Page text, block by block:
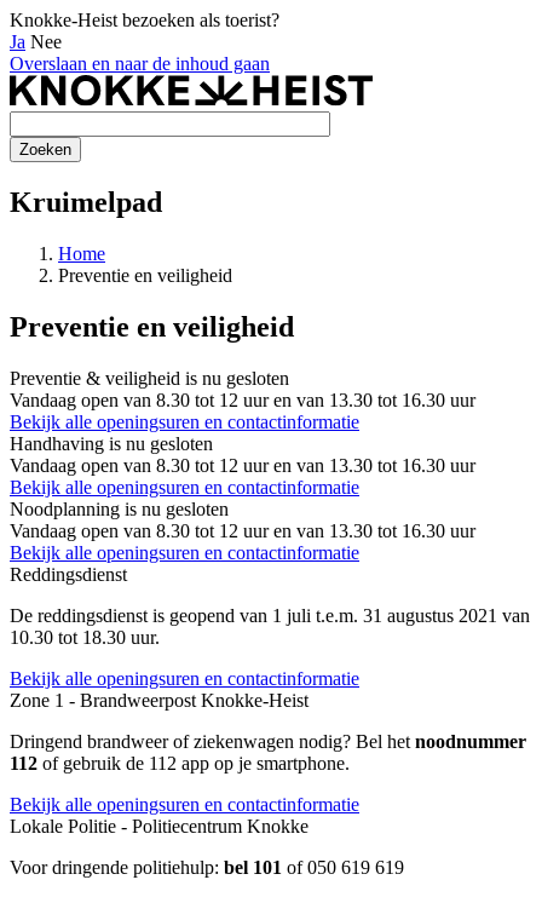
Knokke-Heist bezoeken als toerist?
Ja Nee
Overslaan en naar de inhoud gaan
Kruimelpad
Home
Preventie en veiligheid
Preventie en veiligheid
Preventie & veiligheid is nu gesloten
Vandaag open van 8.30 tot 12 uur en van 13.30 tot 16.30 uur
Bekijk alle openingsuren en contactinformatie
Handhaving is nu gesloten
Vandaag open van 8.30 tot 12 uur en van 13.30 tot 16.30 uur
Bekijk alle openingsuren en contactinformatie
Noodplanning is nu gesloten
Vandaag open van 8.30 tot 12 uur en van 13.30 tot 16.30 uur
Bekijk alle openingsuren en contactinformatie
Reddingsdienst
De reddingsdienst is geopend van 1 juli t.e.m. 31 augustus 2021 van
10.30 tot 18.30 uur.
Bekijk alle openingsuren en contactinformatie
Zone 1 - Brandweerpost Knokke-Heist
Dringend brandweer of ziekenwagen nodig? Bel het noodnummer
112 of gebruik de 112 app op je smartphone.
Bekijk alle openingsuren en contactinformatie
Lokale Politie - Politiecentrum Knokke
Voor dringende politiehulp: bel 101 of 050 619 619